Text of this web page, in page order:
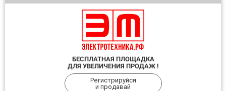
БЕСПЛАТНАЯ ПЛОЩАДКА
ДЛЯ УВЕЛИЧЕНИЯ ПРОДАЖ !
Регистрируйся
и продавай